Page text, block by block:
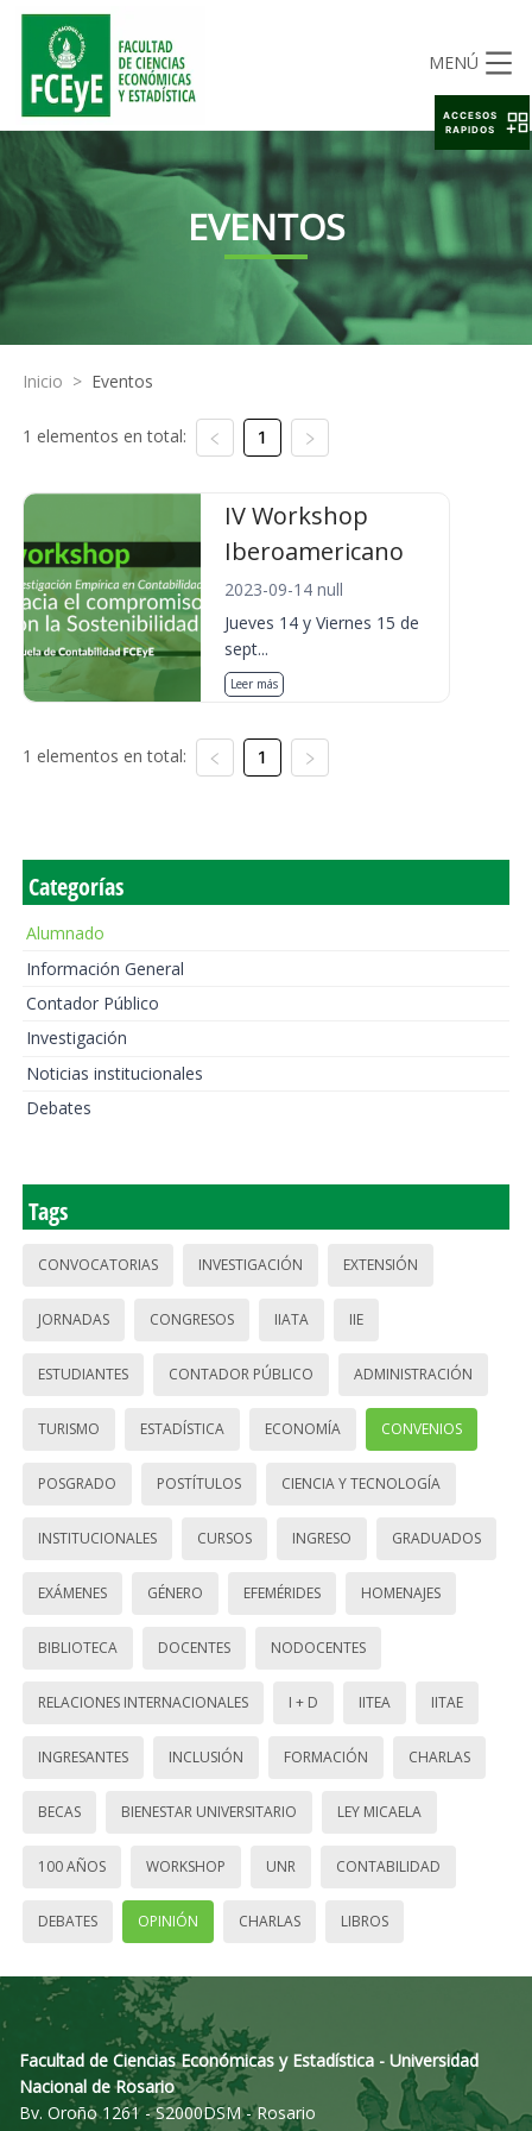
MENÚ
EVENTOS
Inicio > Eventos
1 elementos en total: 1
IV Workshop
Iberoamericano
2023-09-14 null
Jueves 14 y Viernes 15 de
sept...
Leer más
1 elementos en total: 1
Categorías
Alumnado
Información General
Contador Público
Investigación
Noticias institucionales
Debates
Tags
CONVOCATORIAS INVESTIGACIÓN EXTENSIÓN
JORNADAS CONGRESOS IIATA IIE
ESTUDIANTES CONTADOR PÚBLICO ADMINISTRACIÓN
TURISMO ESTADÍSTICA ECONOMÍA CONVENIOS
POSGRADO POSTÍTULOS CIENCIA Y TECNOLOGÍA
INSTITUCIONALES CURSOS INGRESO GRADUADOS
EXÁMENES GÉNERO EFEMÉRIDES HOMENAJES
BIBLIOTECA DOCENTES NODOCENTES
RELACIONES INTERNACIONALES I + D IITEA IITAE
INGRESANTES INCLUSIÓN FORMACIÓN CHARLAS
BECAS BIENESTAR UNIVERSITARIO LEY MICAELA
100 AÑOS WORKSHOP UNR CONTABILIDAD
DEBATES OPINIÓN CHARLAS LIBROS
Facultad de Ciencias Económicas y Estadística - Universidad
Nacional de Rosario
Bv. Oroño 1261 - S2000DSM - Rosario
ACCESOS
RAPIDOS